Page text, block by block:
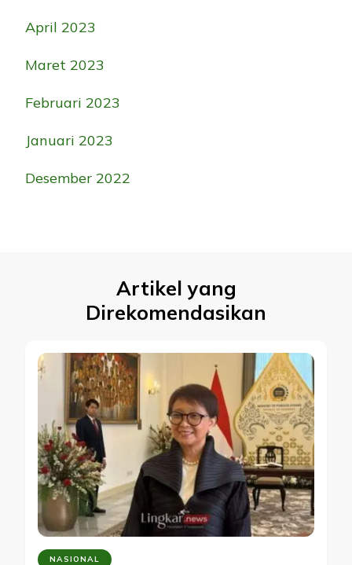
April 2023
Maret 2023
Februari 2023
Januari 2023
Desember 2022
Artikel yang
Direkomendasikan
NASIONAL